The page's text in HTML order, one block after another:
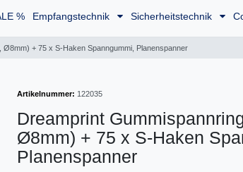
% Empfangstechnik Sicherheitstechnik
+ 75 x S-Haken Spanngummi, Planenspanner
Artikelnummer: 122035
Dreamprint
Ø8mm) + 75 x S-Haken
Planenspanner